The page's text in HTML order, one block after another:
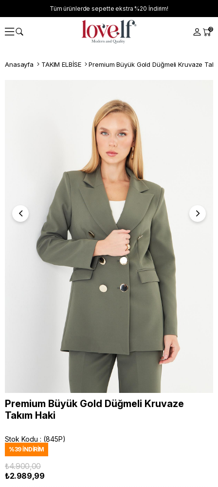
Tüm ürünlerde sepette ekstra %20 İndirim!
0
Anasayfa TAKIM ELBİSE Premium Büyük Gold Düğmeli Kruvaze
Premium Büyük Gold Düğmeli Kruvaze
Takım Haki
Stok Kodu (845P)
%39İNDIRIM
₺4.900,00
₺2.989,99